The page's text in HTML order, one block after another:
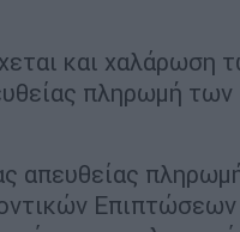
και χαλάρωση
πληρωμή των
απευθείας